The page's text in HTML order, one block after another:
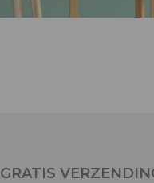
GRATIS